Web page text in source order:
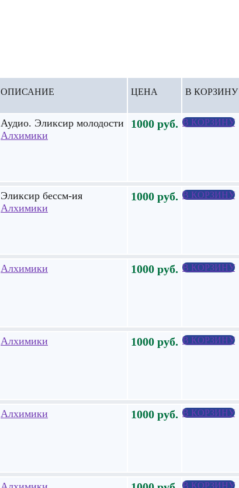
ОПИСАНИЕ ЦЕНА В КОРЗИНУ
Аудио. Эликсир молодости
Алхимики
1000 руб. В КОРЗИНУ
Эликсир бессм-ия
Алхимики
1000 руб. В КОРЗИНУ
Алхимики 1000 руб. В КОРЗИНУ
Алхимики 1000 руб. В КОРЗИНУ
Алхимики 1000 руб. В КОРЗИНУ
В КОРЗИНУ